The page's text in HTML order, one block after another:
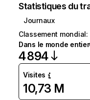
Statistiques du
Journaux
Classement mondial:
Dans le monde entier
4 894
Visites
10,73 M